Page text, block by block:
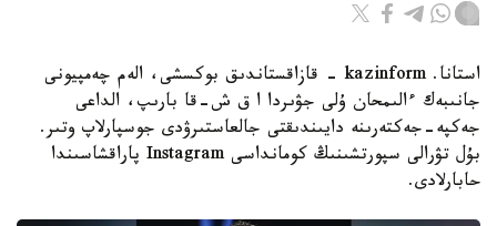
استانا. kazinform - قازاقستاندىق بوكسشى، الەم چەمپيونى
جانىبەك ءالىمحان ۇلى جۋىردا ا ق ش-قا بارىپ، الداعى
جەكپە-جەكتەرىنە دايىندىقتى جالعاستىرۋدى جوسپارلاپ وتىر.
بۇل تۋرالى سپورتشىنىڭ كومانداسى Instagram پاراقشاسىندا
حابارلادى.